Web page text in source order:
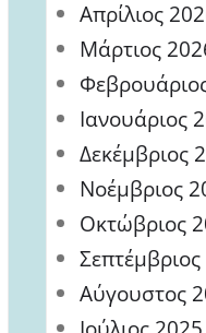
Απρίλιος
Μάρτιος
Ιανουάριος
Δεκέμβριος
Νοέμβριος
Οκτώβριος
Αύγουστος